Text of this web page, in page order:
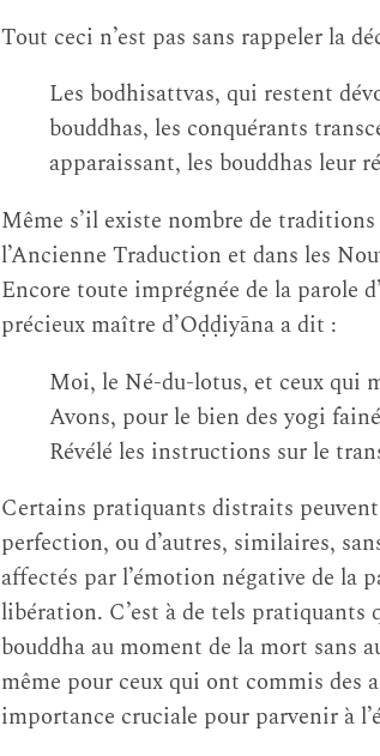
Tout ceci n’est pas sans rappeler la
Les bodhisattvas, qui restent
bouddhas, les conquérants
apparaissant, les bouddhas leur
Même s’il existe nombre de
l’Ancienne Traduction et dans les
Encore toute imprégnée de la parole
précieux maître d’Oḍḍiyāna a dit :
Moi, le Né-du-lotus, et ceux qui
Avons, pour le bien des yogi
Révélé les instructions sur le
Certains pratiquants distraits
perfection, ou d’autres, similaires,
affectés par l’émotion négative de la
libération. C’est à de tels
bouddha au moment de la mort sans
même pour ceux qui ont commis des
importance cruciale pour parvenir à